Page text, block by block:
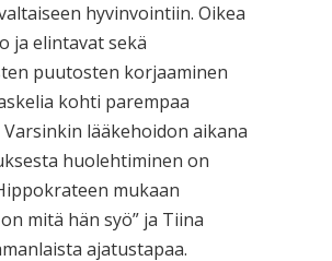
hyvinvointiin. Oikea
ja elintavat sekä
puutosten korjaaminen
kohti parempaa
lääkehoidon aikana
huolehtiminen on
mukaan
mitä hän syö” ja Tiina
ajatustapaa.